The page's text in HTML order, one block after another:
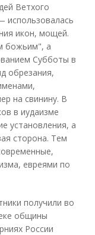
Ветхого
использовалась
икон, мощей.
божьим", а
Субботы в
обрезания,
на свинину. В
в иудаизме
установления, а
сторона. Тем
евреями по
получили во
общины
России